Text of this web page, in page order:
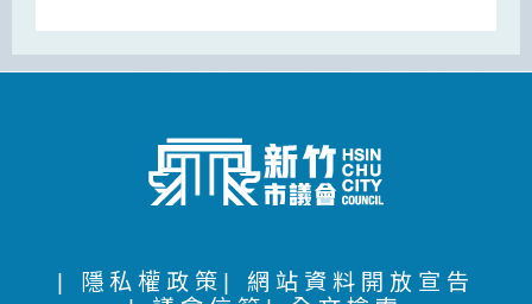
| 隱私權政策 | 網站資料開放宣告